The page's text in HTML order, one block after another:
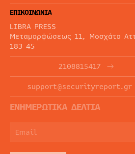
ΕΠΙΚΟΙΝΩΝΙΑ
LIBRA PRESS
Μεταμορφώσεως 11, Μοσχάτο
183 45
2108815417
support@securityreport.gr
ΕΝΗΜΕΡΩΤΙΚΑ ΔΕΛΤΙΑ